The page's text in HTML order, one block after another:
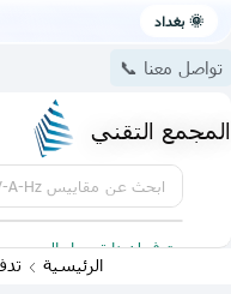
🌞 بغداد
تواصل معنا 📞
المجمع التقني
ابحث عن مقاييس V-A-Hz
يتوفر لدينا توصيل الى
الرئيسية